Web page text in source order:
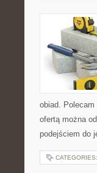
obiad.
ofertą można
podejściem do
CATEGORIES: